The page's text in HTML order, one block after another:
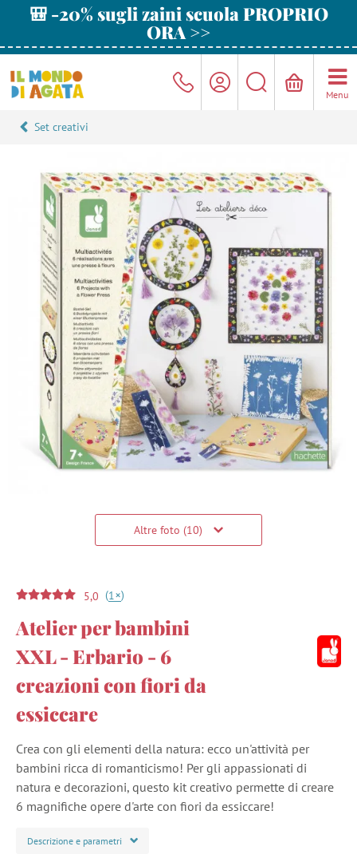
🎒 -20% sugli zaini scuola PROPRIO
ORA >>
Menu
Set creativi
Altre foto (10)
5,0 (1+)
Atelier per bambini
XXL - Erbario - 6
creazioni con fiori da
essiccare
Crea con gli elementi della natura: ecco un'attività per
bambini ricca di romanticismo! Per gli appassionati di
natura e decorazioni, questo kit creativo permette di creare
6 magnifiche opere d'arte con fiori da essiccare!
Descrizione e parametri